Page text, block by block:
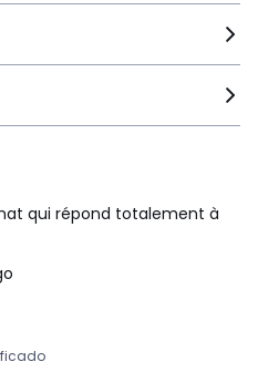
qui répond totalement à